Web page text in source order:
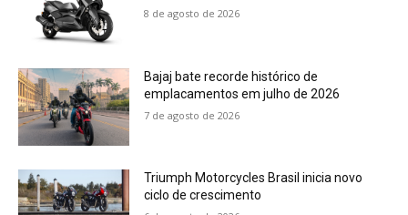
8 de agosto de 2026
Bajaj bate recorde histórico de
emplacamentos em julho de 2026
7 de agosto de 2026
Triumph Motorcycles Brasil inicia novo
ciclo de crescimento